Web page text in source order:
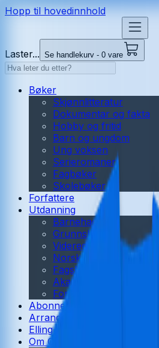
Hopp til hovedinnhold
Laster... Se handlekurv - 0 vare
Bøker
Skjønnlitteratur
Dokumentar og fakta
Hobby og fritid
Barn og ungdom
Ung voksen
Serieromaner
Fagbøker
Skolebøker
Forfattere
Utdanning
Barnehage
Grunnskole
Videregående
Norsk som andrespråk
Fagskole
Akademisk
Forskning
Abonnement
Arrangementer
Elling bokkafé
Om Cappelen Damm